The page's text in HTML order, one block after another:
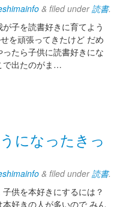
& filed under読書.
子を読書好きに育てよう
を頑張ってきたけど だめ
たら子供に読書好きにな
で出たのがま…
になったきっ
& filed under読書.
供を本好きにするには？
好きの人が多いので みん